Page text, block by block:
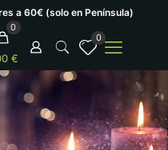
a 60€ (solo en Península)
0
€
0